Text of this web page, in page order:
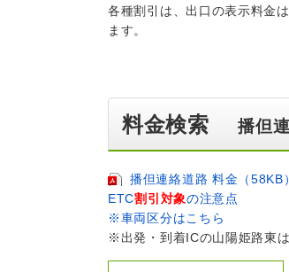
各種割引は、出口の表示料金
ます。
料金検索播但
播但連絡道路 料金（58KB）
ETC割引対象の注意点
※車両区分はこちら
※出発・到着ICの山陽姫路東